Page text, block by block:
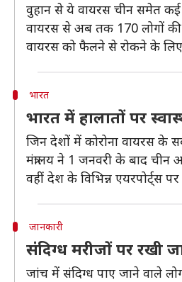
वुहान से ये वायरस चीन समेत
वायरस से अब तक 170 लोगों
वायरस को फैलने से रोकने के
भारत
भारत में हालातों पर
जिन देशों में कोरोना वायरस के
मंत्रालय ने 1 जनवरी के बाद
वहीं देश के विभिन्न एयरपोर्ट्स
जानकारी
संदिग्ध मरीजों पर रखी
जांच में संदिग्ध पाए जाने वाले